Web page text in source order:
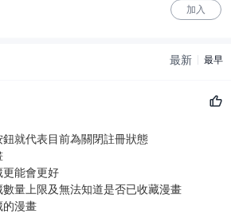
加入
最新 最早
就代表目前為關閉註冊狀態
能會更好
量上限及無法知道是否已收藏漫畫
的漫畫